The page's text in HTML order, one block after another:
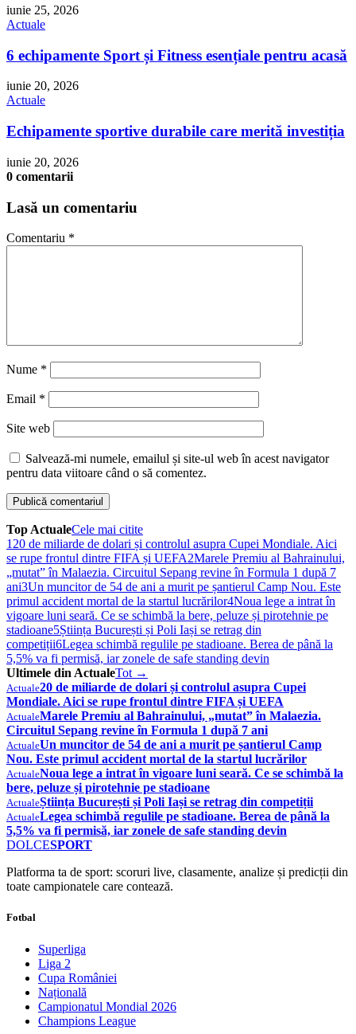
iunie 25, 2026
Actuale
6 echipamente Sport și Fitness esențiale pentru acasă
iunie 20, 2026
Actuale
Echipamente sportive durabile care merită investiția
iunie 20, 2026
0 comentarii
Lasă un comentariu
Comentariu *
Nume *
Email *
Site web
Salvează-mi numele, emailul și site-ul web în acest navigator
pentru data viitoare când o să comentez.
Top ActualeCele mai citite
1 20 de miliarde de dolari și controlul asupra Cupei Mondiale. Aici
se rupe frontul dintre FIFA și UEFA2Marele Premiu al Bahrainului,
„mutat” în Malaezia. Circuitul Sepang revine în Formula 1 după 7
ani3Un muncitor de 54 de ani a murit pe șantierul Camp Nou. Este
primul accident mortal de la startul lucrărilor4Noua lege a intrat în
vigoare luni seară. Ce se schimbă la bere, peluze și pirotehnie pe
stadioane5Știința București și Poli Iași se retrag din
competiții6Legea schimbă regulile pe stadioane. Berea de până la
5,5% va fi permisă, iar zonele de safe standing devin
Ultimele din ActualeTot →
Actuale20 de miliarde de dolari și controlul asupra Cupei
Mondiale. Aici se rupe frontul dintre FIFA și UEFA
ActualeMarele Premiu al Bahrainului, „mutat” în Malaezia.
Circuitul Sepang revine în Formula 1 după 7 ani
ActualeUn muncitor de 54 de ani a murit pe șantierul Camp
Nou. Este primul accident mortal de la startul lucrărilor
ActualeNoua lege a intrat în vigoare luni seară. Ce se schimbă la
bere, peluze și pirotehnie pe stadioane
ActualeȘtiința București și Poli Iași se retrag din competiții
ActualeLegea schimbă regulile pe stadioane. Berea de până la
5,5% va fi permisă, iar zonele de safe standing devin
DOLCESPORT
Platforma ta de sport: scoruri live, clasamente, analize și predicții din
toate campionatele care contează.
Fotbal
Superliga
Liga 2
Cupa României
Națională
Campionatul Mondial 2026
Champions League